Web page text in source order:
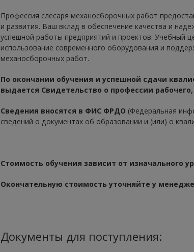
Профессия слесаря механосборочных работ
и развития. Ваш вклад в обеспечение качества и
успешной работы предприятий и проектов. Учебный
использование современного оборудования и
механосборочных работ.
По окончании обучения и успешной сдачи
выдается Свидетельство о профессии
Сведения вносятся в ФИС ФРДО (Федеральная
сведений о документах об образовании и (или) о
Стоимость обучения зависит от изначального
Окончательную стоимость уточняйте у
Документы для поступления: